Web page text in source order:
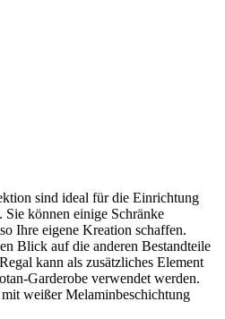
sind ideal für die Einrichtung
Sie können einige Schränke
Ihre eigene Kreation schaffen.
Blick auf die anderen Bestandteile
kann als zusätzliches Element
Garderobe verwendet werden.
weißer Melaminbeschichtung